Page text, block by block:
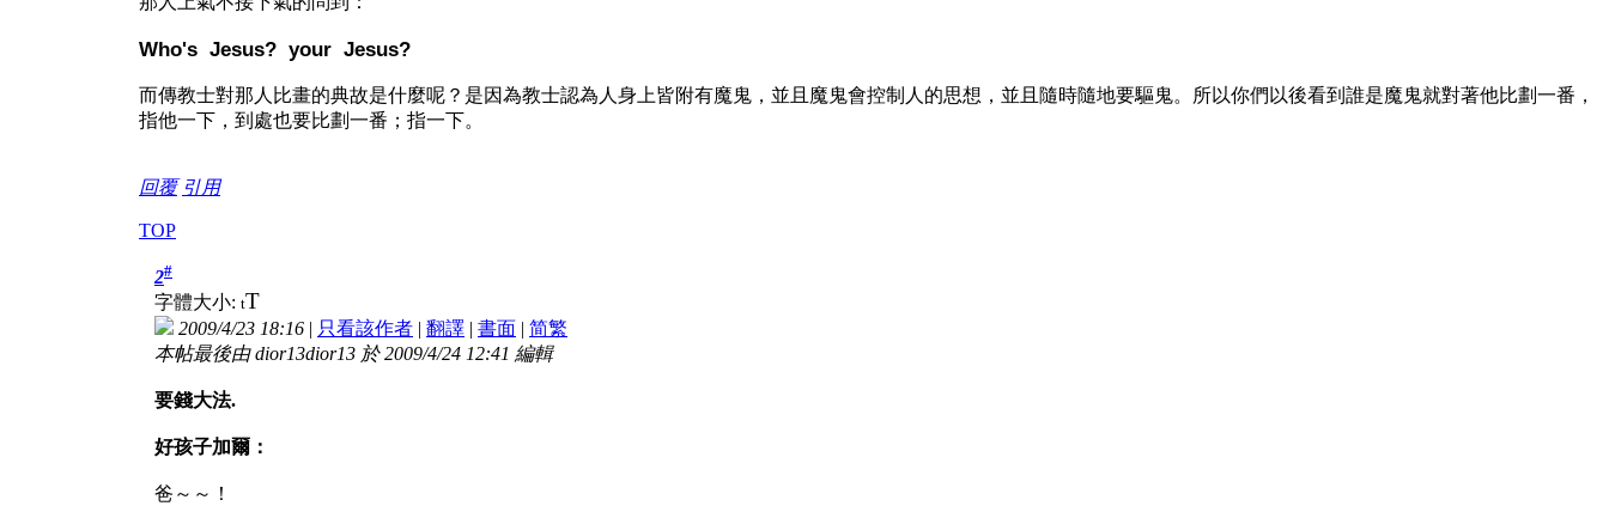
Who's Jesus? your Jesus?
而傳教士對那人比畫的典故是什麼呢？是因為教士認為人身上皆附有魔鬼，並且魔鬼會控制人的思想，並且隨時隨地要驅鬼。所以你們以後看到誰是魔鬼就對著他比劃一番，
指他一下，到處也要比劃一番；指一下。
回覆 引用
TOP
2#
字體大小: tT
2009/4/23 18:16 | 只看該作者 | 翻譯 | 書面 | 简繁
本帖最後由 dior13dior13 於 2009/4/24 12:41 編輯
要錢大法.
好孩子加爾：
爸～～！